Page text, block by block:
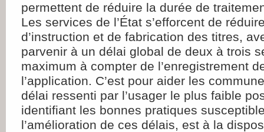
permettent de réduire la durée de
Les services de l’État s’efforcent de
d’instruction et de fabrication des titres,
parvenir à un délai global de deux à trois
maximum à compter de l’enregistrement
l’application. C’est pour aider les
délai ressenti par l’usager le plus faible
identifiant les bonnes pratiques
l’amélioration de ces délais, est à la